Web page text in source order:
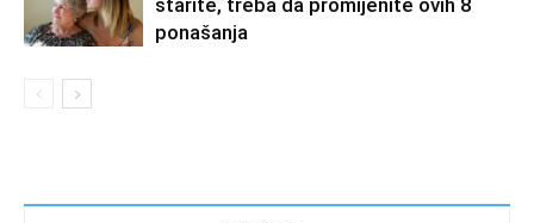
starite, treba da promijenite ovih 8
ponašanja